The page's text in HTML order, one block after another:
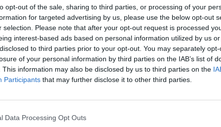
opt-out of the sale, sharing to third parties, or processing of your
for targeted advertising by us, please use the below opt-out
selection. Please note that after your opt-out request is processed
interest-based ads based on personal information utilized by us
to third parties prior to your opt-out. You may separately
of your personal information by third parties on the IAB’s list of
This information may also be disclosed by us to third parties on the
Participants that may further disclose it to other third parties.
Data Processing Opt Outs
pública intensificará este viernes sus servicios de
horas –hora de finalización del evento-, con el objetivo de
cita en esta singular celebración de Fin de Año en pleno mes
al operativo regular de las líneas Luna, activadas desde las
vez concluya el evento recreativo en el área de Vegueta, los
calle Rafael Cabrera, como parada de referencia para tomar la
Ciudad Alta y Guanarteme, y Luna 3, que transita por el
asistir a la celebración, el viajero podrá tomar la Línea 12, que
de la Plata y Manuel Becerrra; la Línea 33, que une la zona
a barrios tan importantes como Schamann, Cruz de Piedra,
(1, 2, 11, 13, 17 ó 91, entre otras) conectan distintas